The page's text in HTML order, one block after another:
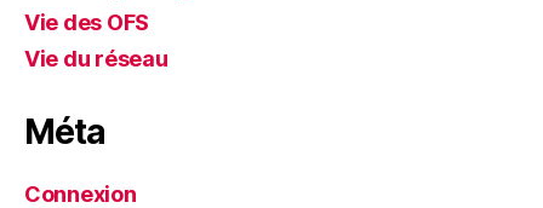
Vie des OFS
Vie du réseau
Méta
Connexion